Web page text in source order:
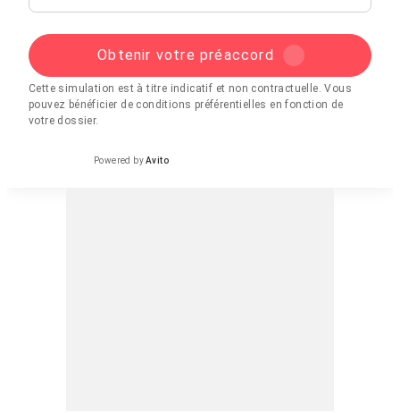
Obtenir votre préaccord
Cette simulation est à titre indicatif et non contractuelle. Vous
pouvez bénéficier de conditions préférentielles en fonction de
votre dossier.
Powered byAvito